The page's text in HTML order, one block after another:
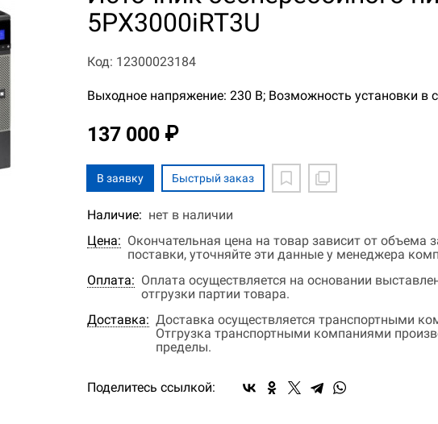
5PX3000iRT3U
Код: 12300023184
Выходное напряжение: 230 В; Возможность установки в
137 000 ₽
В заявку Быстрый заказ
Наличие: нет в наличии
Цена: Окончательная цена на товар зависит от объема
поставки, уточняйте эти данные у менеджера
Оплата: Оплата осуществляется на основании
отгрузки партии товара.
Доставка: Доставка осуществляется транспортными
Отгрузка транспортными компаниями
пределы.
Поделитесь ссылкой: